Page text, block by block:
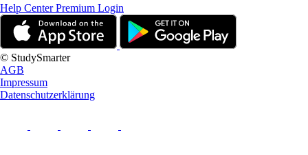
Help CenterPremium Login
© StudySmarter
AGB
Impressum
Datenschutzerklärung